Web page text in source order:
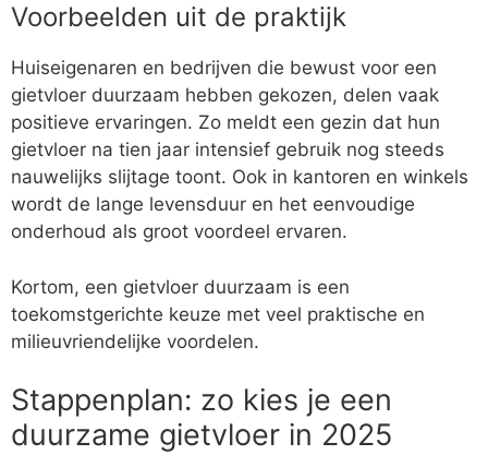
Voorbeelden uit de praktijk
Huiseigenaren en bedrijven die bewust voor een
gietvloer duurzaam hebben gekozen, delen vaak
positieve ervaringen. Zo meldt een gezin dat hun
gietvloer na tien jaar intensief gebruik nog steeds
nauwelijks slijtage toont. Ook in kantoren en winkels
wordt de lange levensduur en het eenvoudige
onderhoud als groot voordeel ervaren.
Kortom, een gietvloer duurzaam is een
toekomstgerichte keuze met veel praktische en
milieuvriendelijke voordelen.
Stappenplan: zo kies je een
duurzame gietvloer in 2025